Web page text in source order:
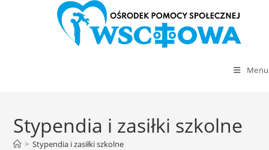
content
Menu
Stypendia i zasiłki szkolne
> Stypendia i zasiłki szkolne